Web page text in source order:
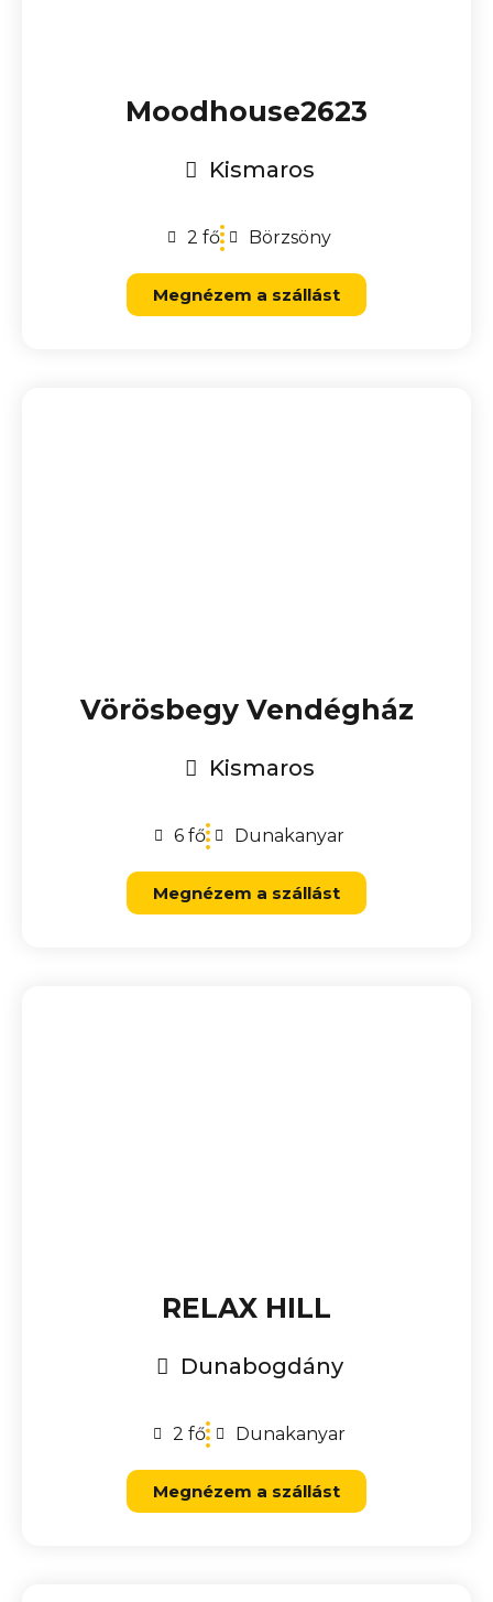
Moodhouse2623
Kismaros
2 fő Börzsöny
Megnézem a szállást
Vörösbegy Vendégház
Kismaros
6 fő Dunakanyar
Megnézem a szállást
RELAX HILL
Dunabogdány
2 fő Dunakanyar
Megnézem a szállást